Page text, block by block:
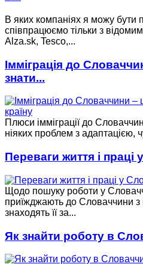
В яких компаніях я можу
співпрацюємо тільки з
Alza.sk, Tesco,...
Імміграція до
знати...
Плюси імміграції до
ніяких проблем з адаптацією,
Переваги життя і праці
Щодо пошуку роботи у
приїжджають до Словаччини
знаходять її за...
Як знайти роботу в